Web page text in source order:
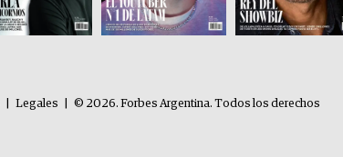
Legales
© 2026. Forbes Argentina. Todos los derechos